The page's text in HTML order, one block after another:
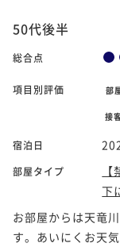
50代後半
総合点
項目別評価 部
接
宿泊日
部屋タイプ
下
お部屋からは天竜
す。あいにくお天